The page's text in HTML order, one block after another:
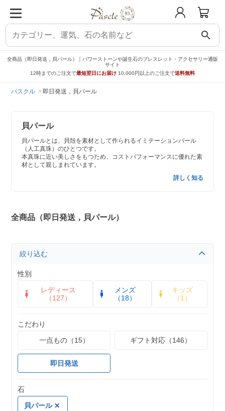
search
全商品（即日発送，貝パール）｜パワーストーンや誕生石のブレスレット・アクセサリー通販
サイト
12時までのご注文で最短翌日にお届け 10,000円以上のご注文で送料無料
パスクル 即日発送，貝パール
貝パール
貝パールとは、貝殻を素材として作られるイミテーションパール
（人工真珠）のひとつです。
本真珠に近い美しさをもつため、コストパフォーマンスに優れた素
材として親しまれています。
詳しく知る
全商品（即日発送，貝パール）
絞り込む
性別
レディース
（127）
メンズ
（18）
キッズ
（1）
こだわり
一点もの（15）
ギフト対応（146）
即日発送
石
貝パール